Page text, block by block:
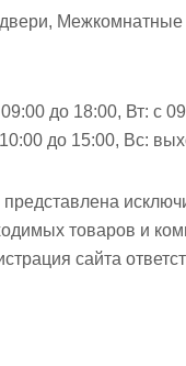
Межкомнатные
до 18:00, Вт: с
до 15:00, Вс:
товаров и
сайта